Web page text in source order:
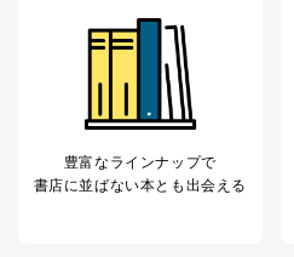
豊富なラインナップで
書店に並ばない本とも出会える